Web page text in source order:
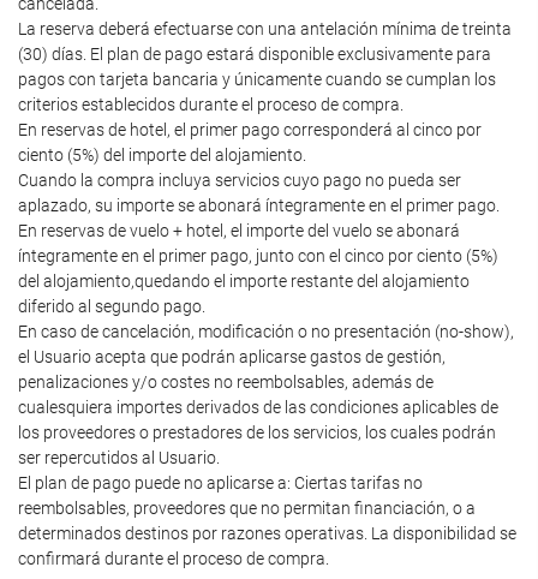
La reserva deberá efectuarse con una antelación mínima de treinta
(30) días. El plan de pago estará disponible exclusivamente para
pagos con tarjeta bancaria y únicamente cuando se cumplan los
criterios establecidos durante el proceso de compra.
En reservas de hotel, el primer pago corresponderá al cinco por
ciento (5%) del importe del alojamiento.
Cuando la compra incluya servicios cuyo pago no pueda ser
aplazado, su importe se abonará íntegramente en el primer pago.
En reservas de vuelo + hotel, el importe del vuelo se abonará
íntegramente en el primer pago, junto con el cinco por ciento (5%)
del alojamiento,quedando el importe restante del alojamiento
diferido al segundo pago.
En caso de cancelación, modificación o no presentación (no-show),
el Usuario acepta que podrán aplicarse gastos de gestión,
penalizaciones y/o costes no reembolsables, además de
cualesquiera importes derivados de las condiciones aplicables de
los proveedores o prestadores de los servicios, los cuales podrán
ser repercutidos al Usuario.
El plan de pago puede no aplicarse a: Ciertas tarifas no
reembolsables, proveedores que no permitan financiación, o a
determinados destinos por razones operativas. La disponibilidad se
confirmará durante el proceso de compra.